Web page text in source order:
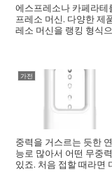
에스프레소나 카페라테
프레소 머신. 다양한 제
레소 머신을 랭킹 형식
가전
중력을 거스르는 듯한
능로 많아서 어떤 무중
있죠. 처음 접할 때라면